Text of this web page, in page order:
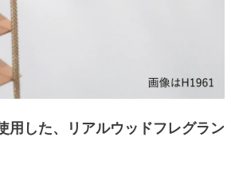
用した、リアルウッドフレグラン